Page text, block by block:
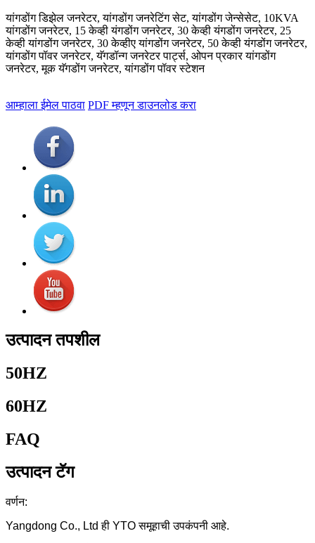
यांगडोंग डिझेल जनरेटर, यांगडोंग जनरेटिंग सेट, यांगडोंग जेन्सेसेट, 10KVA
यांगडोंग जनरेटर, 15 केव्ही यंगडोंग जनरेटर, 30 केव्ही यंगडोंग जनरेटर, 25
केव्ही यांगडोंग जनरेटर, 30 केव्हीए यांगडोंग जनरेटर, 50 केव्ही यंगडोंग जनरेटर,
यांगडोंग पॉवर जनरेटर, यॅगडॉन्ग जनरेटर पार्ट्स, ओपन प्रकार यांगडोंग
जनरेटर, मूक यॅगडोंग जनरेटर, यांगडोंग पॉवर स्टेशन
आम्हाला ईमेल पाठवा PDF म्हणून डाउनलोड करा
उत्पादन तपशील
50HZ
60HZ
FAQ
उत्पादन टॅग
वर्णन:
Yangdong Co., Ltd ही YTO समूहाची उपकंपनी आहे.